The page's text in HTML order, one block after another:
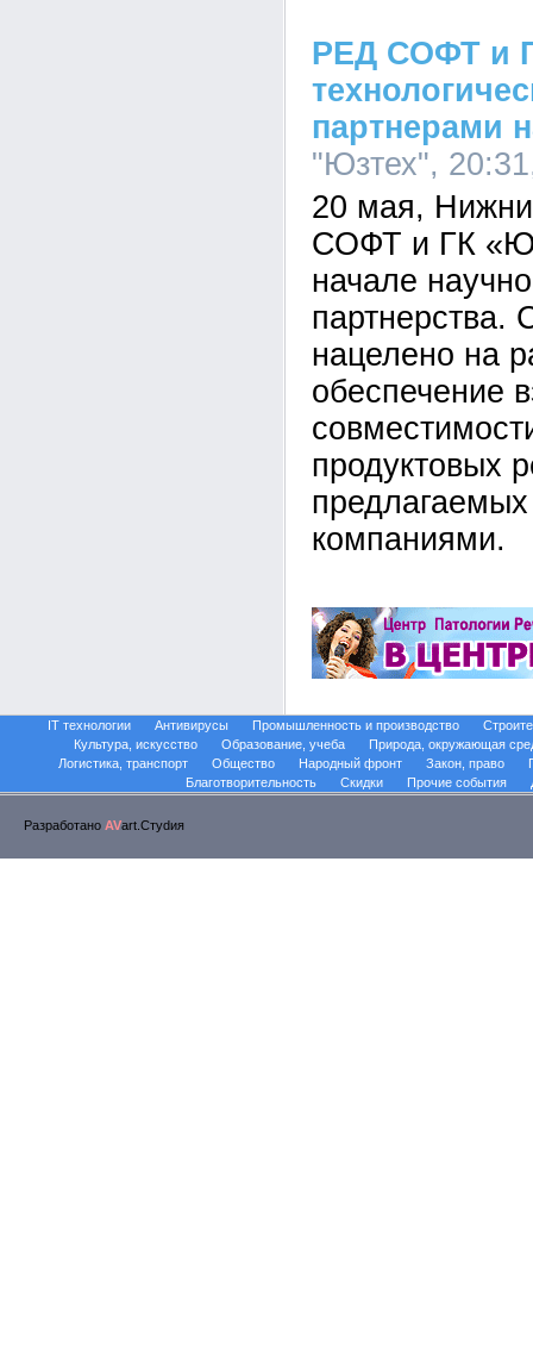
РЕД СОФТ и
партнерами
"Юзтех",
20 мая,
СОФТ и ГК
начале
партнерства.
нацелено на
обеспечение
продуктовых
компаниями.
IT технологии Антивирусы Промышленность и производство
Культура, искусство
Образование, учеба
Природа, окружающая
Логистика, транспорт
Общество Народный фронт Закон, право
Благотворительность
Скидки Прочие события
Разработано AVart.Стуdия